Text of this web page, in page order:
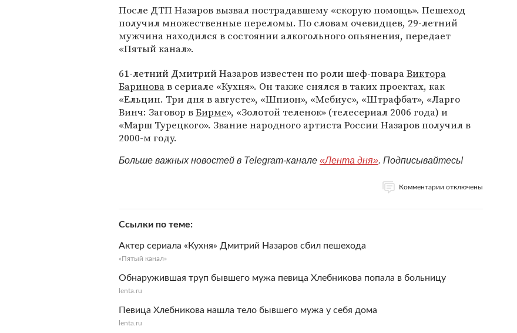
После ДТП Назаров вызвал пострадавшему «скорую помощь». Пешеход
получил множественные переломы. По словам очевидцев, 29-летний
мужчина находился в состоянии алкогольного опьянения, передает
«Пятый канал».
61-летний Дмитрий Назаров известен по роли шеф-повараВиктора
Бариновав сериале «Кухня». Он также снялся в таких проектах, как
«Ельцин. Три дня в августе», «Шпион», «Мебиус», «Штрафбат», «Ларго
Винч: Заговор вБирме», «Золотой теленок» (телесериал 2006 года) и
«Марш Турецкого». Звание народного артиста России Назаров получил в
2000-м году.
Больше важных новостей в Telegram-канале «Лента дня». Подписывайтесь!
Комментарии отключены
Ссылки по теме
Актер сериала «Кухня» Дмитрий Назаров сбил пешехода
«Пятый канал»
Обнаружившая труп бывшего мужа певица Хлебникова попала в больницу
lenta.ru
Певица Хлебникова нашла тело бывшего мужа у себя дома
lenta.ru